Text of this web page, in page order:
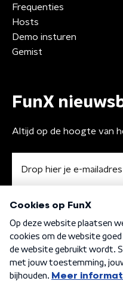
Frequenties
Hosts
Demo insturen
Gemist
FunX
Altijd op de hoogte van
Algemene voorwaarden